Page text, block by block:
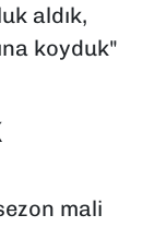
aldık,
koyduk"
mali